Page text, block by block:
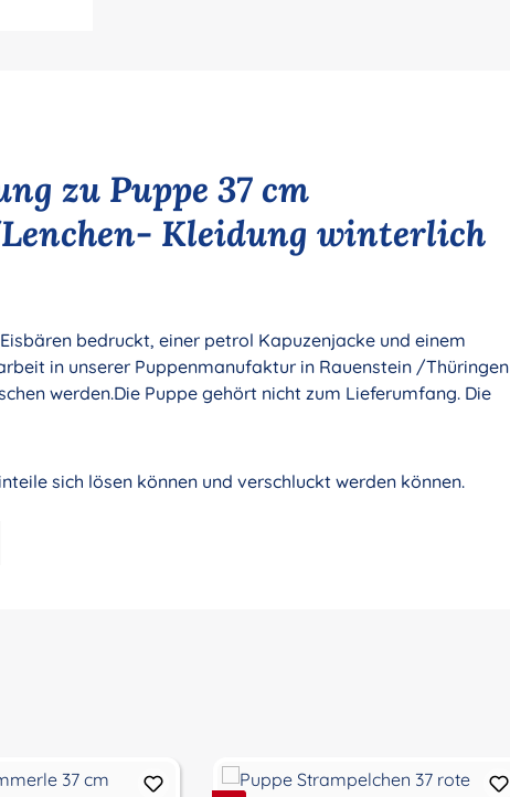
zu Puppe 37 cm
Kleidung winterlich
bedruckt, einer petrol Kapuzenjacke und einem
in unserer Puppenmanufaktur in Rauenstein /Thüringen
werden.Die Puppe gehört nicht zum Lieferumfang. Die
sich lösen können und verschluckt werden können.